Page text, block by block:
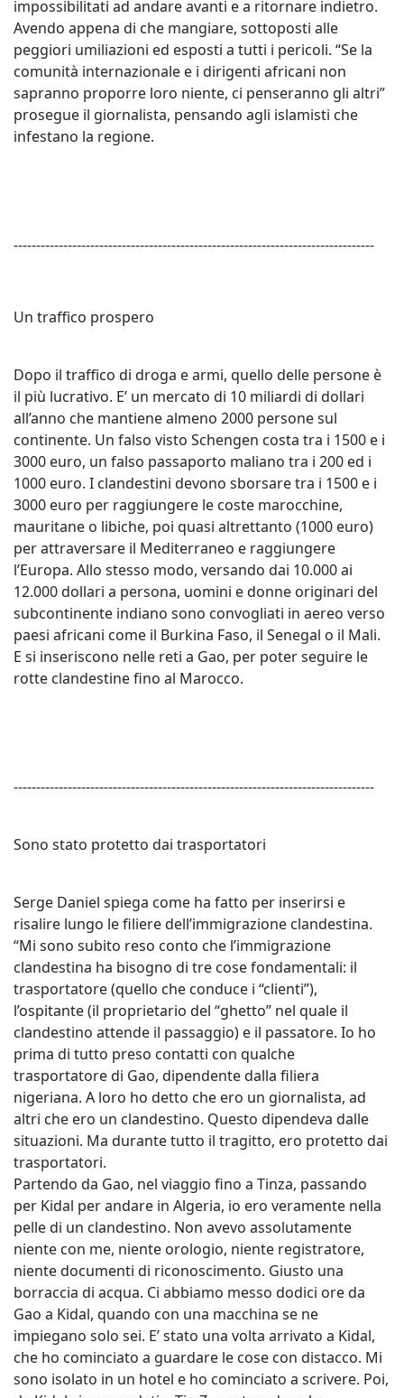
impossibilitati ad andare avanti e a ritornare indietro.
Avendo appena di che mangiare, sottoposti alle
peggiori umiliazioni ed esposti a tutti i pericoli. “Se la
comunità internazionale e i dirigenti africani non
sapranno proporre loro niente, ci penseranno gli altri”
prosegue il giornalista, pensando agli islamisti che
infestano la regione.
--------------------------------------------------------------------------------
Un traffico prospero
Dopo il traffico di droga e armi, quello delle persone è
il più lucrativo. E’ un mercato di 10 miliardi di dollari
all’anno che mantiene almeno 2000 persone sul
continente. Un falso visto Schengen costa tra i 1500 e i
3000 euro, un falso passaporto maliano tra i 200 ed i
1000 euro. I clandestini devono sborsare tra i 1500 e i
3000 euro per raggiungere le coste marocchine,
mauritane o libiche, poi quasi altrettanto (1000 euro)
per attraversare il Mediterraneo e raggiungere
l’Europa. Allo stesso modo, versando dai 10.000 ai
12.000 dollari a persona, uomini e donne originari del
subcontinente indiano sono convogliati in aereo verso
paesi africani come il Burkina Faso, il Senegal o il Mali.
E si inseriscono nelle reti a Gao, per poter seguire le
rotte clandestine fino al Marocco.
--------------------------------------------------------------------------------
Sono stato protetto dai trasportatori
Serge Daniel spiega come ha fatto per inserirsi e
risalire lungo le filiere dell’immigrazione clandestina.
“Mi sono subito reso conto che l’immigrazione
clandestina ha bisogno di tre cose fondamentali: il
trasportatore (quello che conduce i “clienti”),
l’ospitante (il proprietario del “ghetto” nel quale il
clandestino attende il passaggio) e il passatore. Io ho
prima di tutto preso contatti con qualche
trasportatore di Gao, dipendente dalla filiera
nigeriana. A loro ho detto che ero un giornalista, ad
altri che ero un clandestino. Questo dipendeva dalle
situazioni. Ma durante tutto il tragitto, ero protetto dai
trasportatori.
Partendo da Gao, nel viaggio fino a Tinza, passando
per Kidal per andare in Algeria, io ero veramente nella
pelle di un clandestino. Non avevo assolutamente
niente con me, niente orologio, niente registratore,
niente documenti di riconoscimento. Giusto una
borraccia di acqua. Ci abbiamo messo dodici ore da
Gao a Kidal, quando con una macchina se ne
impiegano solo sei. E’ stato una volta arrivato a Kidal,
che ho cominciato a guardare le cose con distacco. Mi
sono isolato in un hotel e ho cominciato a scrivere. Poi,